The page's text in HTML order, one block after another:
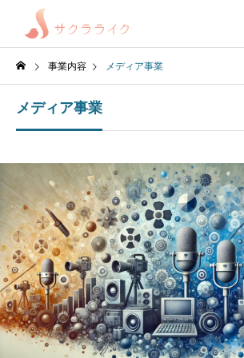
事業内容 メディア事業
メディア事業